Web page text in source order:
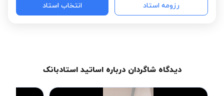
رزومه استاد انتخاب استاد
دیدگاه شاگردان درباره اساتید استادبانک